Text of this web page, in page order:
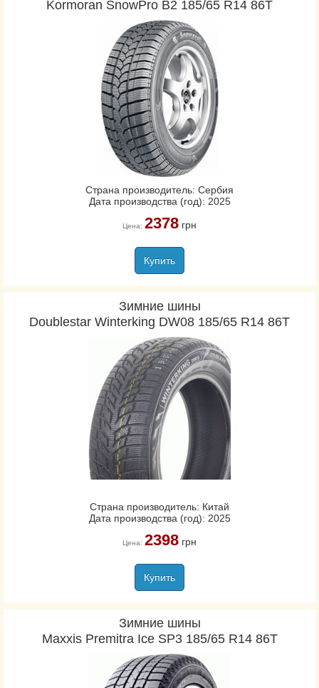
Kormoran SnowPro B2 185/65 R14 86T
Страна производитель: Сербия
Дата производства (год): 2025
Цена: 2378грн
Купить
Зимние шины
Doublestar Winterking DW08 185/65 R14 86T
Страна производитель: Китай
Дата производства (год): 2025
Цена: 2398грн
Купить
Зимние шины
Maxxis Premitra Ice SP3 185/65 R14 86T